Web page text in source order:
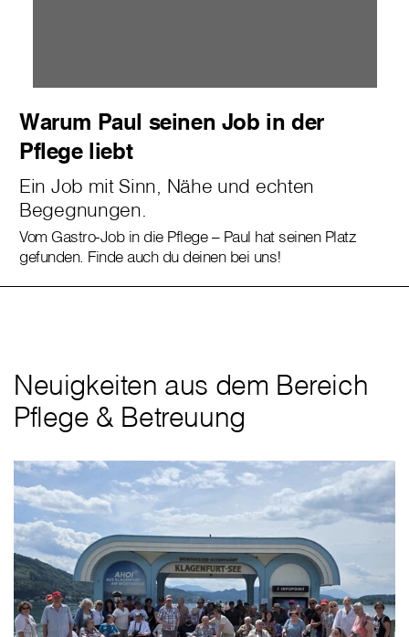
Warum Paul seinen Job in der
Pflege liebt
Ein Job mit Sinn, Nähe und echten
Begegnungen.
Vom Gastro-Job in die Pflege – Paul hat seinen Platz
gefunden. Finde auch du deinen bei uns!
Neuigkeiten aus dem Bereich
Pflege & Betreuung